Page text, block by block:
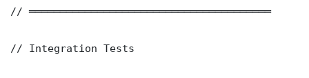
// ═══════════════════════════════════════
// Integration Tests